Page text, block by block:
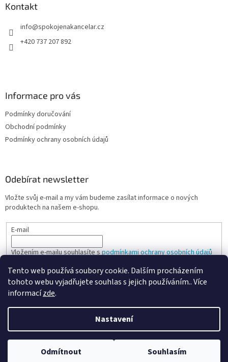
Tento web používá soubory cookie. Dalším procházením
tohoto webu vyjadřujete souhlas s jejich používáním.. Více
informacízde.
Nastavení
Odmítnout Souhlasím
Kontakt
info@spokojenakancelar.cz
+420 737 207 892
Informace pro vás
Podmínky doručování
Obchodní podmínky
Podmínky ochrany osobních údajů
Odebírat newsletter
Vložte svůj e-mail a my vám budeme zasílat informace o nových
produktech na našem e-shopu.
E-mail
Vložením e-mailu souhlasíte spodmínkami ochrany osobních údajů
PŘIHLÁSIT SE
Vytvořil Shoptet
Copyright 2026Spokojená kancelář . Všechna práva vyhrazena.